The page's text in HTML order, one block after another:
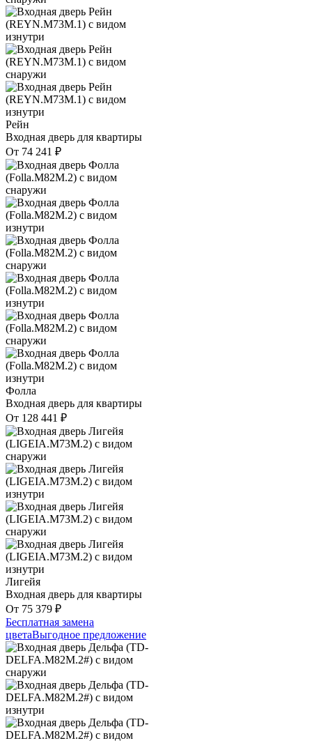
Рейн
Входная дверь для квартиры
От 74 241 ₽
Фолла
Входная дверь для квартиры
От 128 441 ₽
Лигейя
Входная дверь для квартиры
От 75 379 ₽
Бесплатная замена
цветаВыгодное предложение